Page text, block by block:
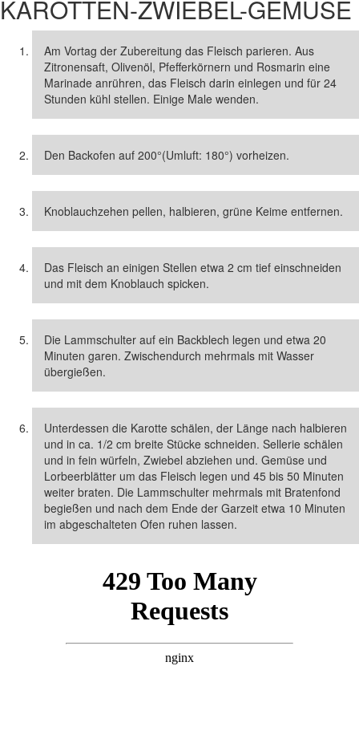
KAROTTEN-ZWIEBEL-GEMÜSE
Am Vortag der Zubereitung das Fleisch parieren. Aus
Zitronensaft, Olivenöl, Pfefferkörnern und Rosmarin eine
Marinade anrühren, das Fleisch darin einlegen und für 24
Stunden kühl stellen. Einige Male wenden.
Den Backofen auf 200°(Umluft: 180°) vorheizen.
Knoblauchzehen pellen, halbieren, grüne Keime entfernen.
Das Fleisch an einigen Stellen etwa 2 cm tief einschneiden
und mit dem Knoblauch spicken.
Die Lammschulter auf ein Backblech legen und etwa 20
Minuten garen. Zwischendurch mehrmals mit Wasser
übergießen.
Unterdessen die Karotte schälen, der Länge nach halbieren
und in ca. 1/2 cm breite Stücke schneiden. Sellerie schälen
und in fein würfeln, Zwiebel abziehen und. Gemüse und
Lorbeerblätter um das Fleisch legen und 45 bis 50 Minuten
weiter braten. Die Lammschulter mehrmals mit Bratenfond
begießen und nach dem Ende der Garzeit etwa 10 Minuten
im abgeschalteten Ofen ruhen lassen.